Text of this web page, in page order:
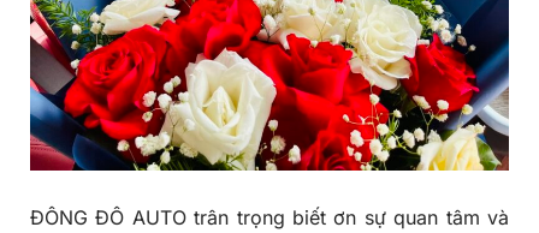
ĐÔNG ĐÔ AUTO trân trọng biết ơn sự quan tâm và